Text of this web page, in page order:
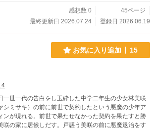
感想数 0
45ページ
最終更新日 2026.07.24
登録日 2026.06.19
お気に入り追加 15
一世一代の告白をし玉砕した中学二年生の少女林美咲
シミサキ）の前に前世で契約したという悪魔の少年ア
ンが現れる。前世で果たせなかった契約を果たすと勝
咲の家に居候しだす。戸惑う美咲の前に悪魔退治をす